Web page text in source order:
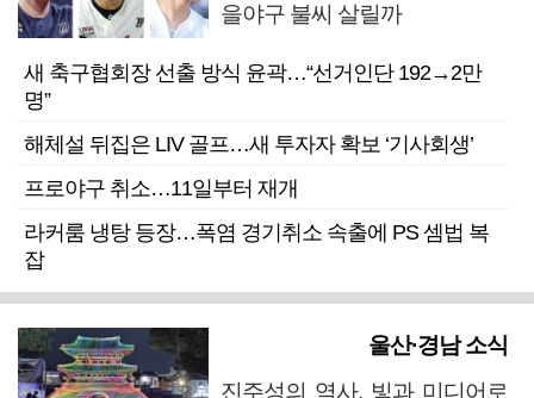
을야구 불씨 살릴까
새 축구협회장 선출 방식 윤곽…“선거인단 192→2만
명”
해체설 뒤집은 LIV 골프…새 투자자 확보 ‘기사회생’
프로야구 취소…11일부터 재개
라커룸 냉탕 등장…폭염 경기취소 속출에 PS 셈법 복
잡
울산·경남 소식
진주성의 역사, 빛과 미디어로